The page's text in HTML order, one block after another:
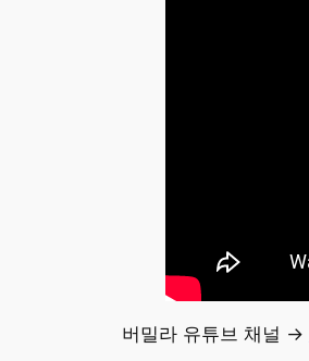
버밀라 유튜브 채널 →